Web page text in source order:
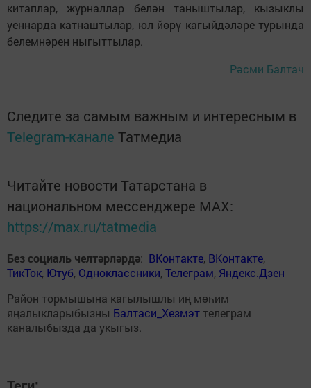
китаплар, журналлар белән таныштылар, кызыклы
уеннарда катнаштылар, юл йөрү кагыйдәләре турында
белемнәрен ныгыттылар.
Рәсми Балтач
Следите за самым важным и интересным в
Telegram-канале Татмедиа
Читайте новости Татарстана в
национальном мессенджере MАХ:
https://max.ru/tatmedia
Без социаль челтәрләрдә: ВКонтакте, ВКонтакте,
ТикТок, Ютуб, Одноклассники,Телеграм, Яндекс.Дзен
Район тормышына кагылышлы иң мөһим
яңалыкларыбызны Балтаси_Хезмэт телеграм
каналыбызда да укыгыз.